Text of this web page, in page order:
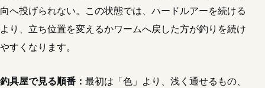
向へ投げられない。この状態では、ハードルアーを続ける
より、立ち位置を変えるかワームへ戻した方が釣りを続け
やすくなります。
釣具屋で見る順番： 最初は「色」より、浅く通せるもの、